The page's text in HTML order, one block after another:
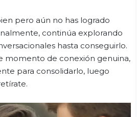
pero aún no has logrado
continúa explorando
hasta conseguirlo.
momento de conexión genuina,
para consolidarlo, luego